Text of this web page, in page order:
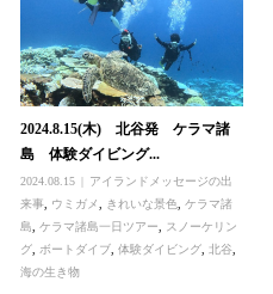
2024.8.15(木) 北谷発 ケラマ諸
島 体験ダイビング...
2024.08.15
アイランドメッセージの出
来事
ウミガメ きれいな景色 ,ケラマ諸
島
,ケラマ諸島一日ツアー
スノーケリン
グ
ボートダイブ ,体験ダイビング ,北谷
海の生き物